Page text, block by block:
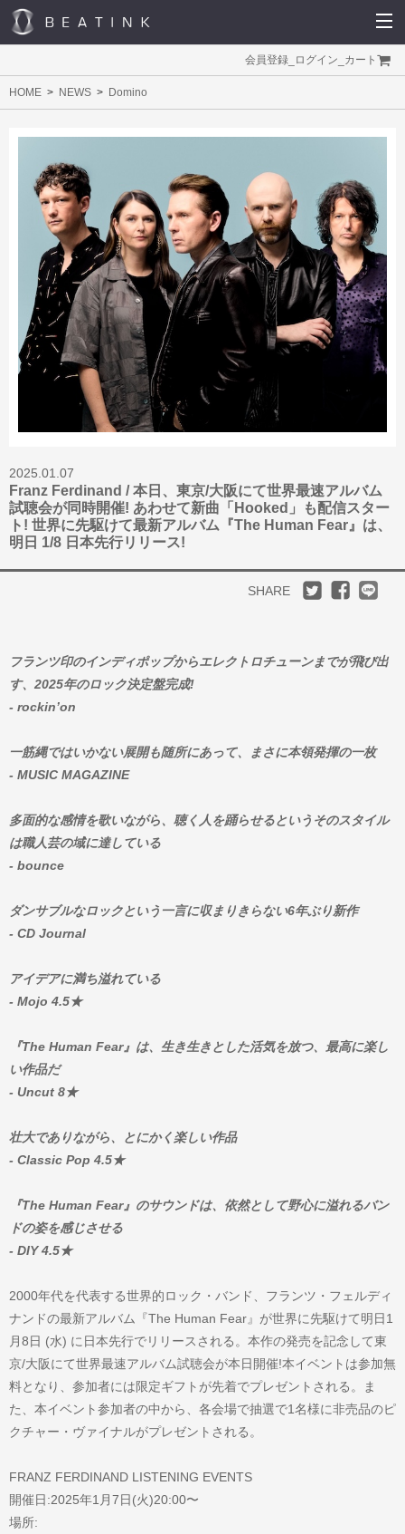
会員登録 ログイン カート
HOME NEWS Domino
2025.01.07
Franz Ferdinand / 本日、東京/大阪にて世界最速アルバム
試聴会が同時開催! あわせて新曲「Hooked」も配信スター
ト! 世界に先駆けて最新アルバム『The Human Fear』は、
明日 1/8 日本先行リリース!
SHARE
フランツ印のインディポップからエレクトロチューンまでが飛び出
す、2025年のロック決定盤完成!
- rockin’on
一筋縄ではいかない展開も随所にあって、まさに本領発揮の一枚
- MUSIC MAGAZINE
多面的な感情を歌いながら、聴く人を踊らせるというそのスタイル
は職人芸の域に達している
- bounce
ダンサブルなロックという一言に収まりきらない6年ぶり新作
- CD Journal
アイデアに満ち溢れている
- Mojo 4.5★
『The Human Fear』は、生き生きとした活気を放つ、最高に楽し
い作品だ
- Uncut 8★
壮大でありながら、とにかく楽しい作品
- Classic Pop 4.5★
『The Human Fear』のサウンドは、依然として野心に溢れるバン
ドの姿を感じさせる
- DIY 4.5★
2000年代を代表する世界的ロック・バンド、フランツ・フェルディ
ナンドの最新アルバム『The Human Fear』が世界に先駆けて明日1
月8日 (水) に日本先行でリリースされる。本作の発売を記念して東
京/大阪にて世界最速アルバム試聴会が本日開催!本イベントは参加無
料となり、参加者には限定ギフトが先着でプレゼントされる。ま
た、本イベント参加者の中から、各会場で抽選で1名様に非売品のピ
クチャー・ヴァイナルがプレゼントされる。
FRANZ FERDINAND LISTENING EVENTS
開催日:2025年1月7日(火)20:00〜
場所: